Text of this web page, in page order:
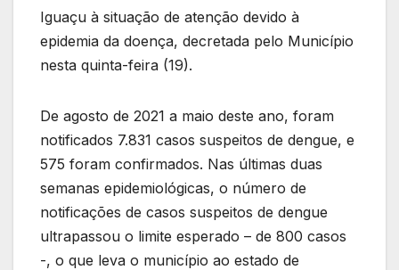
Iguaçu à situação de atenção devido à
epidemia da doença, decretada pelo Município
nesta quinta-feira (19).
De agosto de 2021 a maio deste ano, foram
notificados 7.831 casos suspeitos de dengue, e
575 foram confirmados. Nas últimas duas
semanas epidemiológicas, o número de
notificações de casos suspeitos de dengue
ultrapassou o limite esperado – de 800 casos
-, o que leva o município ao estado de